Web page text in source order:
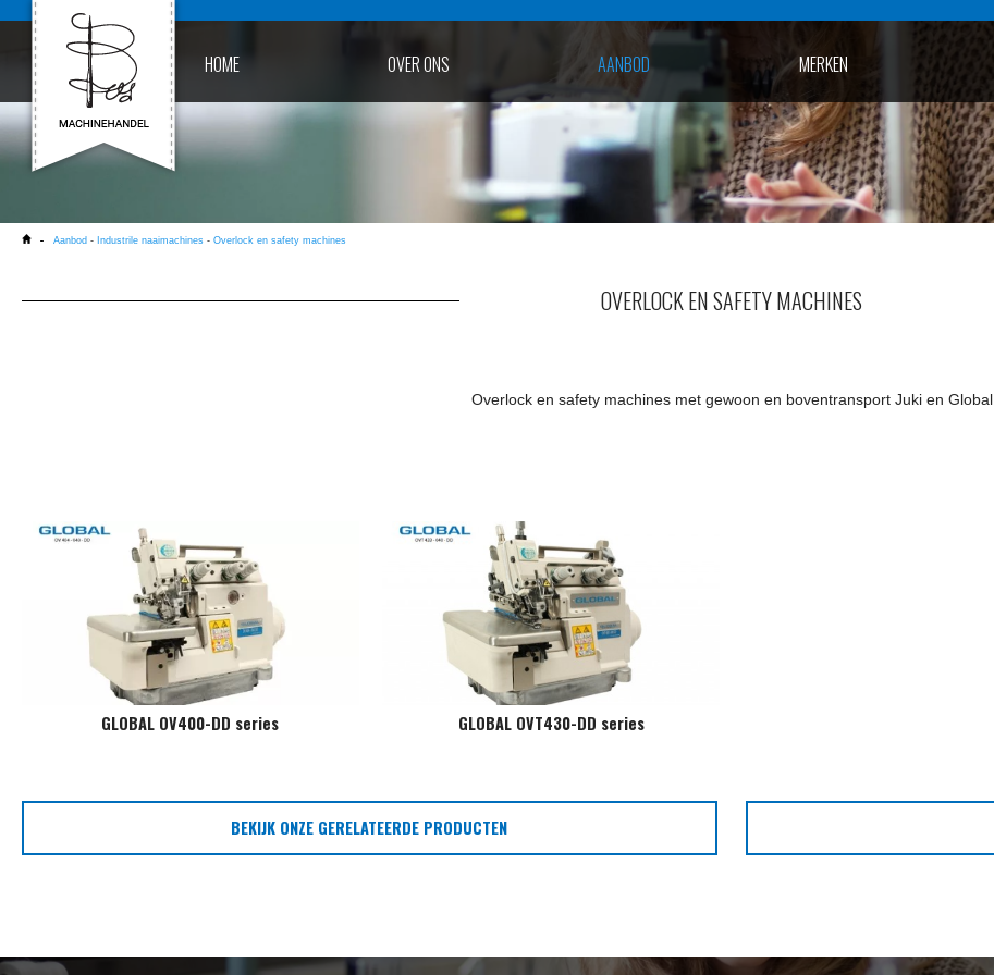
HOME OVER ONS AANBOD MERKEN
Aanbod - Industrile naaimachines - Overlock en safety machines
OVERLOCK EN SAFETY MACHINES
Overlock en safety machines met gewoon en boventransport Juki en Global
GLOBAL OV400-DD series GLOBAL OVT430-DD series
BEKIJK ONZE GERELATEERDE PRODUCTEN